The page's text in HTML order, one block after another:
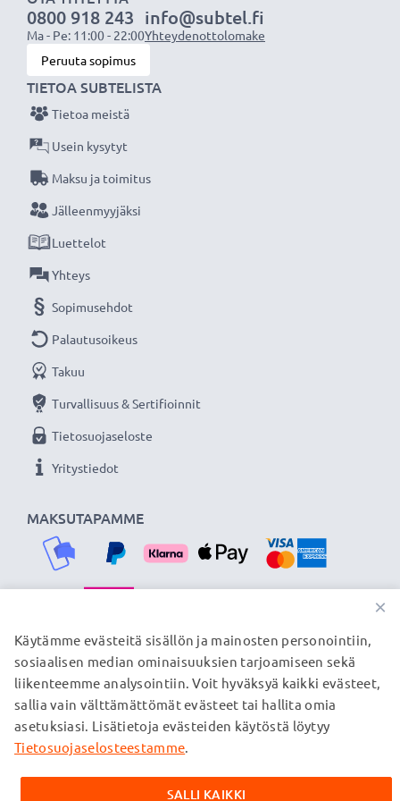
laturin ansiosta, 3 vuoden takuu!
0800 918 243
Ma - Pe: 11:00 - 22:00
info@subtel.fi
Yhteydenottolomake
Peruuta sopimus
MAKSUTAPAMME
TIETOA SUBTELISTA
Tietoa meistä
Usein kysytyt
Maksu ja toimitus
Jälleenmyyjäksi
Luettelot
Yhteys
Sopimusehdot
Palautusoikeus
Takuu
Turvallisuus & Sertifioinnit
Tietosuojaseloste
Yritystiedot
TOIMITUSKUMPPANIMME
© subtel.fi 2026
Kaikki hinnat sisältävät arvonlisäveron, mutta ei
toimituskuluja. Kaikki sivuillamme mainitut tavaramerkit ovat
verkkosivuillamme ainoastaan tuotteitamme koskevan
×
Käytämme evästeitä sisällön ja mainosten personointiin,
sosiaalisen median ominaisuuksien tarjoamiseen sekä
liikenteemme analysointiin. Voit hyväksyä kaikki evästeet,
sallia vain välttämättömät evästeet tai hallita omia
asetuksiasi. Lisätietoja evästeiden käytöstä löytyy
Tietosuojaselosteestamme.
SALLI KAIKKI